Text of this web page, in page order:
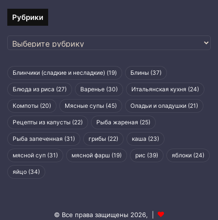
Рубрики
Рубрики
Блинчики (сладкие и несладкие) (19) Блины (37)
Блюда из риса (27) Варенье (30) Итальянская кухня (24)
Компоты (20) Мясные супы (45) Оладьи и оладушки (21)
Рецепты из капусты (22) Рыба жареная (25)
Рыба запеченная (31) грибы (22) каша (23)
мясной суп (31) мясной фарш (19) рис (39) яблоки (24)
яйцо (34)
© Все права защищены 2026, |